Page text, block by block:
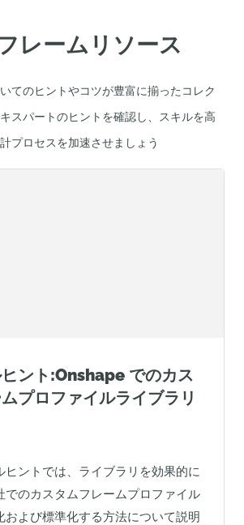
レームリソース
てのヒントやコツが豊富に揃ったコレク
スパートのヒントを確認し、スキルを高
プロセスを加速させましょう
ント:Onshape でのカス
プロファイルライブラリ
ヒントでは、ライブラリを効果的に
でのカスタムフレームプロファイル
および標準化する方法について説明